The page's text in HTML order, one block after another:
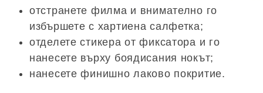
отстранете филма и внимателно го
избършете с хартиена салфетка;
отделете стикера от фиксатора и го
нанесете върху боядисания нокът;
нанесете финишно лаково покритие.